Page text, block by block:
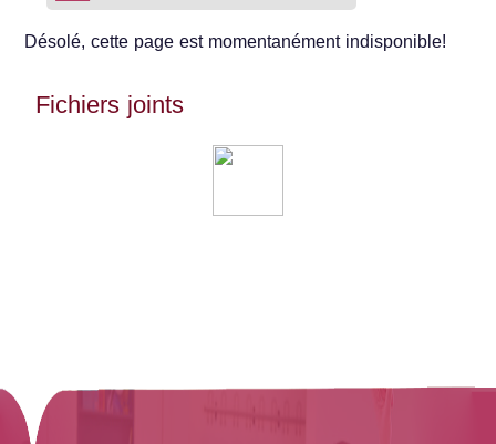
Désolé, cette page est momentanément indisponible!
Fichiers joints